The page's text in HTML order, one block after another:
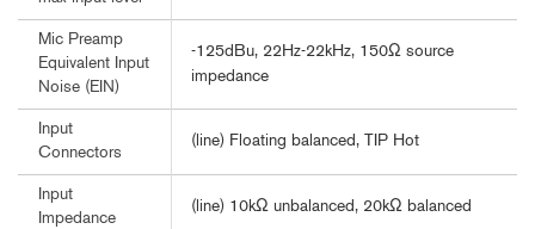
Mic Preamp
Equivalent Input
Noise (EIN)
-125dBu, 22Hz-22kHz, 150Ω source
impedance
Input
Connectors
(line) Floating balanced, TIP Hot
Input
Impedance
(line) 10kΩ unbalanced, 20kΩ balanced